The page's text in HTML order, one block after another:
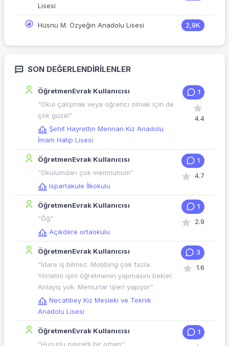
Lisesi
Hüsnü M. Özyeğin Anadolu Lisesi 2,9K
SON DEĞERLENDIRILENLER
ÖğretmenEvrak Kullanıcısı
“Okul çalışmak veya öğrenci olmak için de
çok güzel”
Şehit Hayrettin Mennan Kız Anadolu
İmam Hatip Lisesi
1
4.4
ÖğretmenEvrak Kullanıcısı
“Okulumdan çok memnunum”
Ispartakule İlkokulu
1
4.7
ÖğretmenEvrak Kullanıcısı
“Ğğ”
Açıkdere ortaokulu
1
2.9
ÖğretmenEvrak Kullanıcısı
“İdare iş bilmez. Mobbing çok fazla.
Yönetim işini öğretmenin yapmasını bekler.
Anlayış yok. Memurlar işleri yapıyor”
Necatibey Kız Mesleki ve Teknik
Anadolu Lisesi
3
1.6
ÖğretmenEvrak Kullanıcısı
“Huzurlu gayretli bir ortam”
1